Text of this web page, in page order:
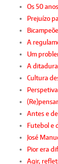
Os 50
Prejuízo
A
Um
A
Cultura
Antes e
Futebol e
José
Pior era
Agir,